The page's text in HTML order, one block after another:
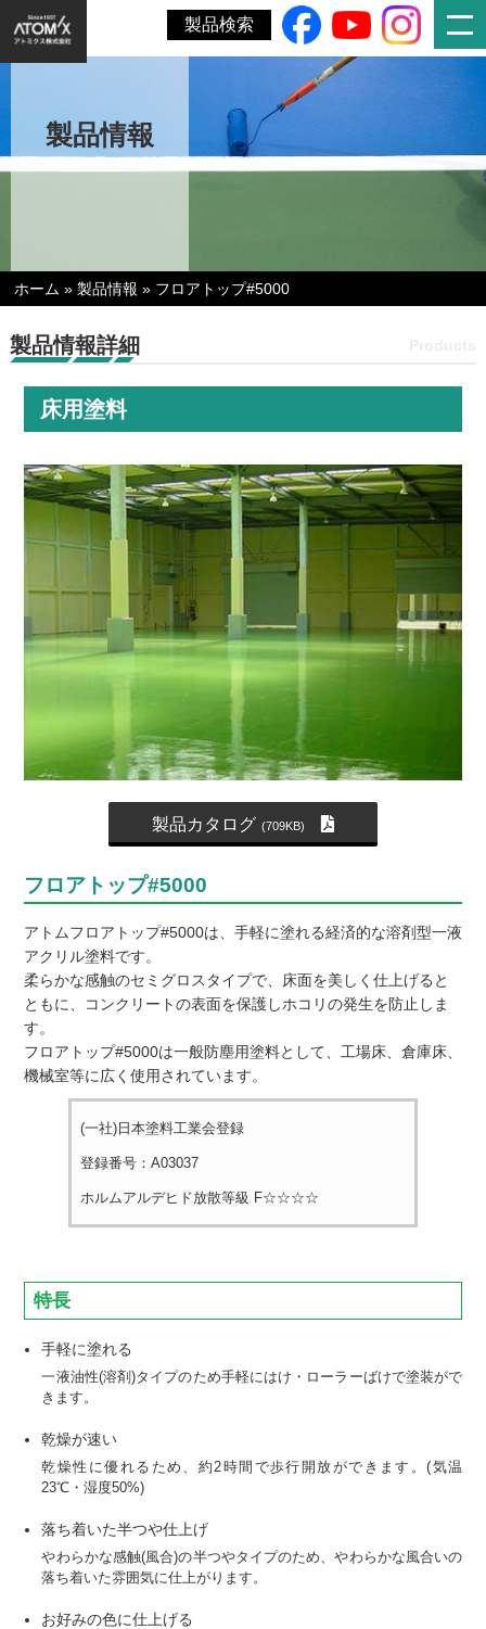
製品検索
製品情報
ホーム »製品情報 » フロアトップ#5000
製品情報詳細
床用塗料
製品カタログ (709KB)
フロアトップ#5000
アトムフロアトップ#5000は、手軽に塗れる経済的な溶剤型一液
アクリル塗料です。
柔らかな感触のセミグロスタイプで、床面を美しく仕上げると
ともに、コンクリートの表面を保護しホコリの発生を防止しま
す。
フロアトップ#5000は一般防塵用塗料として、工場床、倉庫床、
機械室等に広く使用されています。
(一社)日本塗料工業会登録
登録番号：A03037
ホルムアルデヒド放散等級 F☆☆☆☆
特長
手軽に塗れる
一液油性(溶剤)タイプのため手軽にはけ・ローラーばけで塗装がで
きます。
乾燥が速い
乾燥性に優れるため、約2時間で歩行開放ができます。(気温
23℃・湿度50%)
落ち着いた半つや仕上げ
やわらかな感触(風合)の半つやタイプのため、やわらかな風合いの
落ち着いた雰囲気に仕上がります。
お好みの色に仕上げる